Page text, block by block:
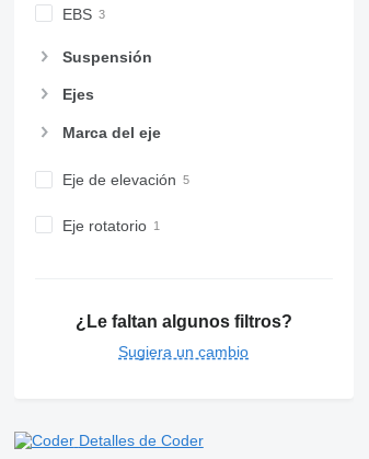
EBS
Suspensión
Ejes
Marca del eje
Eje de elevación
Eje rotatorio
¿Le faltan algunos filtros?
Sugiera un cambio
Detalles de Coder